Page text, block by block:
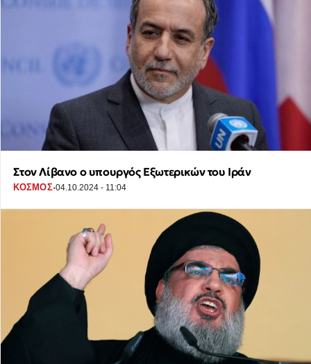
Στον Λίβανο ο υπουργός Εξωτερικών του Ιράν
ΚΟΣΜΟΣ·04.10.2024 - 11:04